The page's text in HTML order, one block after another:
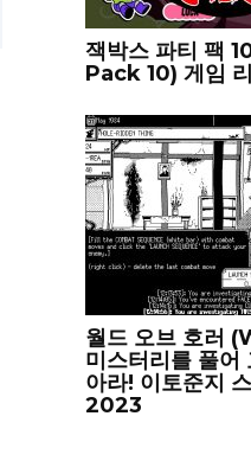
잭박스 파티 팩
Pack 10) 게임
월드 오브 호러
미스터리를 풀어
아라! 이토준지
2023